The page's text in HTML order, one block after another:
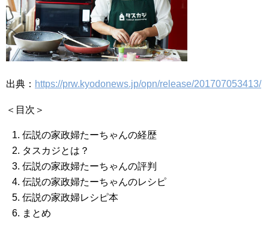
出典： https://prw.kyodonews.jp/opn/release/201707053413/
＜目次＞
伝説の家政婦たーちゃんの経歴
タスカジとは？
伝説の家政婦たーちゃんの評判
伝説の家政婦たーちゃんのレシピ
伝説の家政婦レシピ本
まとめ